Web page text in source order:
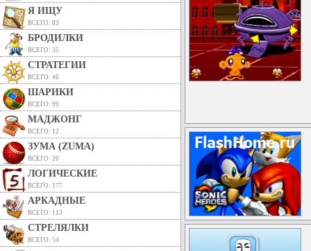
Я ИЩУ
ВСЕГО: 83
БРОДИЛКИ
ВСЕГО: 35
СТРАТЕГИИ
ВСЕГО: 46
ШАРИКИ
ВСЕГО: 99
МАДЖОНГ
ВСЕГО: 12
ЗУМА (ZUMA)
ВСЕГО: 20
ЛОГИЧЕСКИЕ
ВСЕГО: 177
АРКАДНЫЕ
ВСЕГО: 113
СТРЕЛЯЛКИ
ВСЕГО: 54